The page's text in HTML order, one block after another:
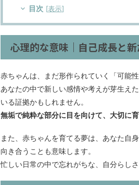
目次 [表示]
心理的な意味｜自己成長と
赤ちゃんは、まだ形作られていく「可能
あなたの中で新しい感情や考えが芽生え
いる証拠かもしれません。
無垢で純粋な部分に目を向けて、大切に
また、赤ちゃんを育てる夢は、あなた自
向き合うことも意味します。
忙しい日常の中で忘れがちな、自分らし